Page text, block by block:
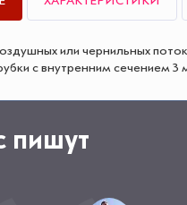
или чернильных
с внутренним сечением
пишут